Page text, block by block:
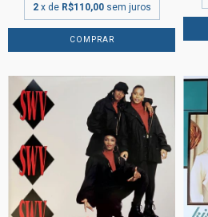
2 x de R$110,00 sem juros